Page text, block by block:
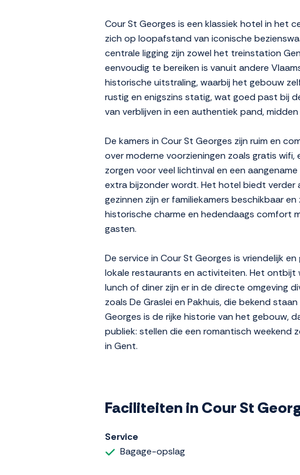
Cour St Georges is een klassiek hotel in het
zich op loopafstand van iconische
centrale ligging zijn zowel het treinstation
eenvoudig te bereiken is vanuit andere
historische uitstraling, waarbij het gebouw
rustig en enigszins statig, wat goed past bij
van verblijven in een authentiek pand,
De kamers in Cour St Georges zijn ruim en
over moderne voorzieningen zoals gratis
zorgen voor veel lichtinval en een
extra bijzonder wordt. Het hotel biedt verder
gezinnen zijn er familiekamers beschikbaar
historische charme en hedendaags comfort
gasten.
De service in Cour St Georges is vriendelijk
lokale restaurants en activiteiten. Het
lunch of diner zijn er in de directe omgeving
zoals De Graslei en Pakhuis, die bekend
Georges is de rijke historie van het gebouw,
publiek: stellen die een romantisch weekend
in Gent.
Faciliteiten in Cour St
Service
Bagage-opslag